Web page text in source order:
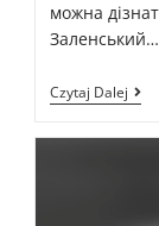
можна
Заленський…
Czytaj Dalej